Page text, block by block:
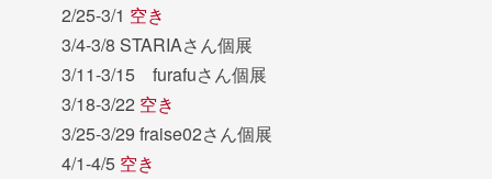
2/25-3/1 空き
3/4-3/8 STARIAさん個展
3/11-3/15 furafuさん個展
3/18-3/22 空き
3/25-3/29 fraise02さん個展
4/1-4/5 空き